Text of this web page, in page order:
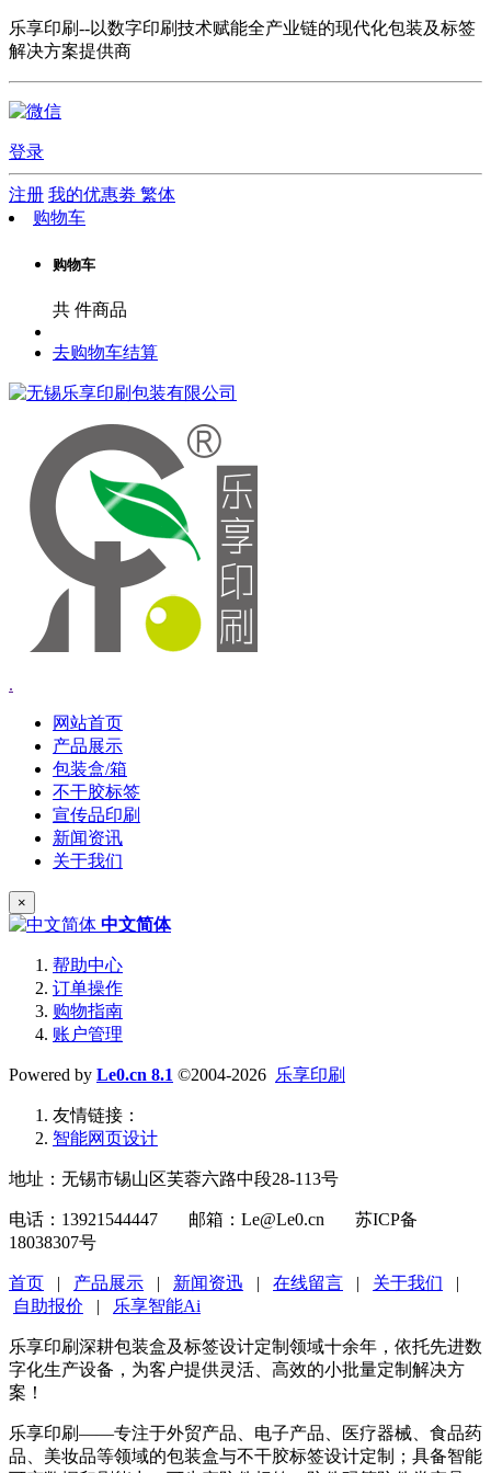
乐享印刷--以数字印刷技术赋能全产业链的现代化包装及标签
解决方案提供商
登录
注册 我的优惠劵 繁体
购物车
购物车
共 件商品
去购物车结算
.
网站首页
产品展示
包装盒/箱
不干胶标签
宣传品印刷
新闻资讯
关于我们
×
中文简体
帮助中心
订单操作
购物指南
账户管理
Powered by Le0.cn 8.1 ©2004-2026 乐享印刷
友情链接：
智能网页设计
地址：无锡市锡山区芙蓉六路中段28-113号
电话：13921544447 邮箱：Le@Le0.cn 苏ICP备
18038307号
首页 | 产品展示 | 新闻资迅 | 在线留言 | 关于我们 |
自助报价 | 乐享智能Ai
乐享印刷深耕包装盒及标签设计定制领域十余年，依托先进数
字化生产设备，为客户提供灵活、高效的小批量定制解决方
案！
乐享印刷——专注于外贸产品、电子产品、医疗器械、食品药
品、美妆品等领域的包装盒与不干胶标签设计定制；具备智能